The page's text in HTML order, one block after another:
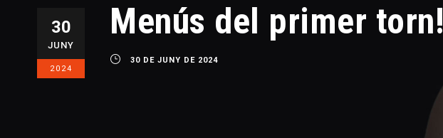
30
JUNY
2024
Menús del primer torn!
30 DE JUNY DE 2024